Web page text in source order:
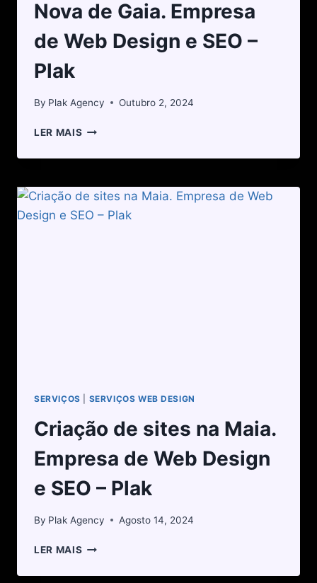
Nova de Gaia. Empresa
de Web Design e SEO –
Plak
By Plak Agency Outubro 2, 2024
LER MAIS
SERVIÇOS SERVIÇOS WEB DESIGN
Criação de sites na Maia.
Empresa de Web Design
e SEO – Plak
By Plak Agency Agosto 14, 2024
LER MAIS